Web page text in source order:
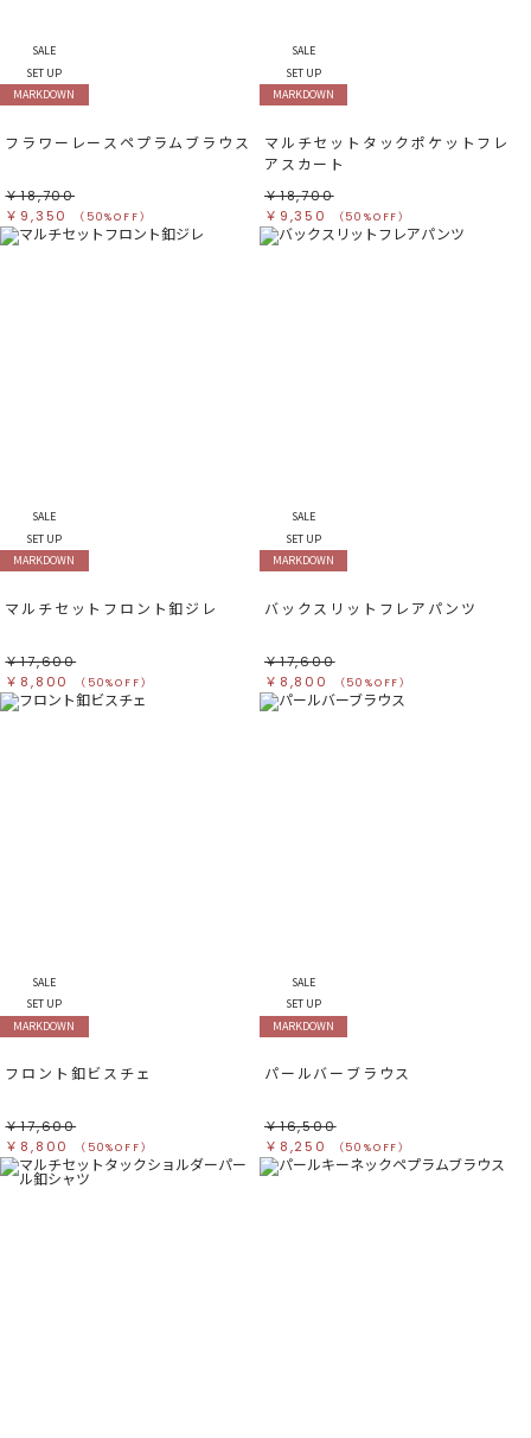
SALE
SET UP
MARKDOWN
フラワーレースペプラムブラウス
￥18,700
￥9,350
（50%OFF）
SALE
SET UP
MARKDOWN
マルチセットタックポケットフレ
アスカート
￥18,700
￥9,350
（50%OFF）
SALE
SET UP
MARKDOWN
マルチセットフロント釦ジレ
￥17,600
￥8,800
（50%OFF）
SALE
SET UP
MARKDOWN
バックスリットフレアパンツ
￥17,600
￥8,800
（50%OFF）
SALE
SET UP
MARKDOWN
フロント釦ビスチェ
￥17,600
￥8,800
（50%OFF）
SALE
SET UP
MARKDOWN
パールバーブラウス
￥16,500
￥8,250
（50%OFF）